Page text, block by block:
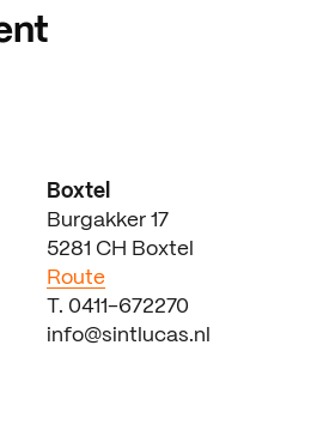
Boxtel
Burgakker 17
5281 CH Boxtel
Route
T. 0411-672270
info@sintlucas.nl